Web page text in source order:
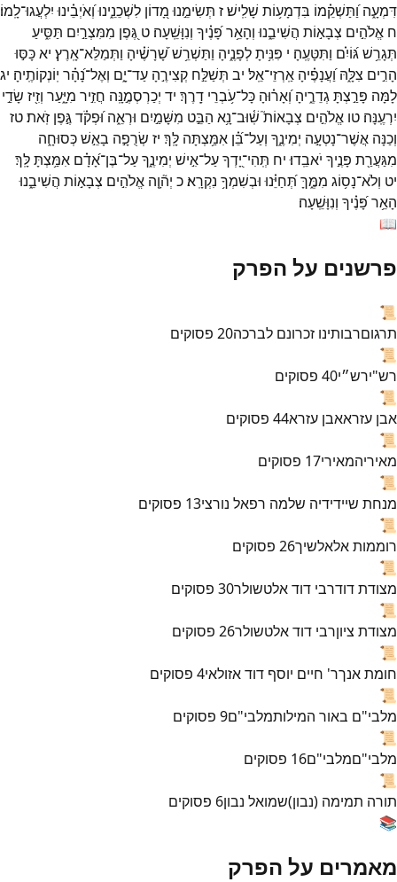
דִּמְעָ֑ה וַ֝תַּשְׁקֵ֗מוֹ בִּדְמָע֥וֹת שָׁלִֽישׁ׃ז תְּשִׂימֵ֣נוּ מָ֭דוֹן לִשְׁכֵנֵ֑ינוּוְ֝אֹיְבֵ֗ינוּ יִלְעֲגוּ־לָֽמוֹ׃
ח אֱלֹהִ֣ים צְבָא֣וֹת הֲשִׁיבֵ֑נוּ וְהָאֵ֥רפָּ֝נֶ֗יךָ וְנִוָּשֵֽׁעָה׃ ט גֶּ֭פֶן מִמִּצְרַ֣יִם תַּסִּ֑יעַ
תְּגָרֵ֥שׁגּ֝וֹיִ֗ם וַתִּטָּעֶֽהָ׃ י פִּנִּ֥יתָלְפָנֶ֑יהָ וַתַּשְׁרֵ֥שׁשָׁ֝רָשֶׁ֗יהָ וַתְּמַלֵּא־אָֽרֶץ׃ יאכָּסּ֣וּ
הָרִ֣ים צִלָּ֑הּ וַ֝עֲנָפֶ֗יהָ אַֽרְזֵי־אֵֽל׃ יב תְּשַׁלַּ֣ח קְצִירֶ֣הָ עַד־יָ֑ם וְאֶל־נָ֝הָ֗ר יֽוֹנְקוֹתֶֽיהָ׃ יג
לָ֭מָּה פָּרַ֣צְתָּגְדֵרֶ֑יהָ וְ֝אָר֗וּהָ כָּל־עֹ֥בְרֵי דָֽרֶךְ׃ יד יְכַרְסְמֶ֣נָּֽה חֲזִ֣יר מִיָּ֑עַר וְזִ֖יז שָׂדַ֣י
יִרְעֶֽנָּה׃ טו אֱלֹהִ֣ים צְבָאוֹת֮ שֽׁ֫וּב־נָ֥א הַבֵּ֣ט מִשָּׁמַ֣יִם וּרְאֵ֑ה וּ֝פְקֹ֗דגֶּ֣פֶן זֹֽאת׃טז
וְ֭כַנָּה אֲשֶׁר־נָטְעָ֣ה יְמִינֶ֑ךָ וְעַל־בֵּ֝֗ן אִמַּ֥צְתָּה לָּֽךְ׃ יז שְׂרֻפָ֣ה בָאֵ֣שׁכְּסוּחָ֑ה
מִגַּעֲרַ֖ת פָּנֶ֣יךָ יֹאבֵֽדוּ׃ יח תְּֽהִי־יָ֭דְךָעַל־אִ֣ישׁ יְמִינֶ֑ךָעַל־בֶּן־אָ֝דָ֗ם אִמַּ֥צְתָּלָּֽךְ׃
יט וְלֹא־נָס֥וֹג מִמֶּ֑ךָּתְּ֝חַיֵּ֗נוּ וּבְשִׁמְךָ֥ נִקְרָֽא׃כ יְה֘וָ֤ה אֱלֹהִ֣ים צְבָא֣וֹת הֲשִׁיבֵ֑נוּ
הָאֵ֥רפָּ֝נֶ֗יךָ וְנִוָּשֵֽׁעָה׃
📖
פרשנים על הפרק
📜
תרגוםרבותינו זכרונם לברכה20 פסוקים
📜
רש"ירש״י40 פסוקים
📜
אבן עזראאבן עזרא44 פסוקים
📜
מאיריהמאירי17 פסוקים
📜
מנחת שיידידיה שלמה רפאל נורצי13 פסוקים
📜
רוממות אלאלשיך26 פסוקים
📜
מצודת דודרבי דוד אלטשולר30 פסוקים
📜
מצודת ציוןרבי דוד אלטשולר26 פסוקים
📜
חומת אנךר' חיים יוסף דוד אזולאי4 פסוקים
📜
מלבי"ם באור המילותמלבי"ם9 פסוקים
📜
מלבי"םמלבי"ם16 פסוקים
📜
תורה תמימה (נבון)שמואל נבון6 פסוקים
📚
מאמרים על הפרק